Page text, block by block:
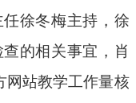
徐冬梅主持，徐
的相关事宜，肖
网站教学工作量核